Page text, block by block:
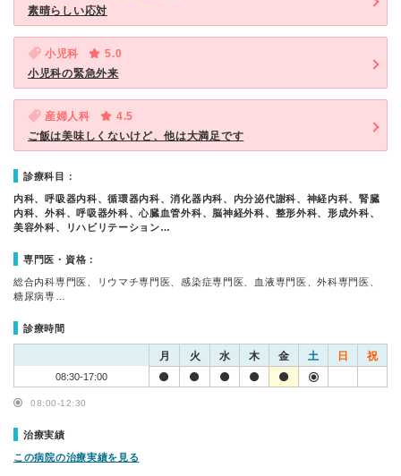
素晴らしい応対
小児科
5.0
小児科の緊急外来
産婦人科
4.5
ご飯は美味しくないけど、他は大満足です
診療科目：
内科、呼吸器内科、循環器内科、消化器内科、内分泌代謝科、神経内科、腎臓
内科、外科、呼吸器外科、心臓血管外科、脳神経外科、整形外科、形成外科、
美容外科、リハビリテーション…
専門医・資格：
総合内科専門医、リウマチ専門医、感染症専門医、血液専門医、外科専門医、
糖尿病専…
診療時間
月 火 水 木 金 土 日 祝
08:30-17:00
08:00-12:30
治療実績
この病院の治療実績を見る